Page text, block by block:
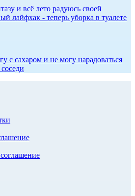
и всё лето радуюсь своей
лайфхак - теперь уборка в туалете
с сахаром и не могу нарадоваться